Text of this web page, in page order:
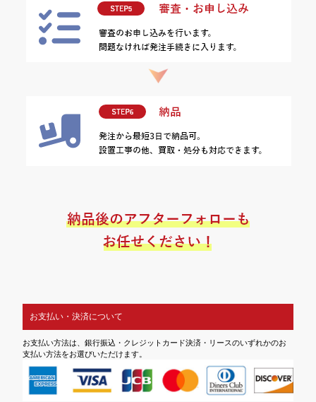
お支払い・決済について
お支払い方法は、銀行振込・クレジットカード決済・リースのいずれかのお
支払い方法をお選びいただけます。